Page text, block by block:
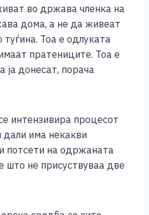
во држава членка на
дома, а не да живеат
Тоа е одлуката
пратениците. Тоа е
ја донесат, порача
интензивира процесот
дали има некакви
потсети на одржаната
што не присуствуваа две